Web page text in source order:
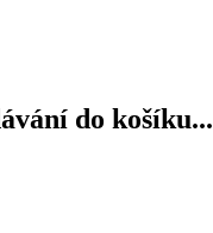
do košíku...